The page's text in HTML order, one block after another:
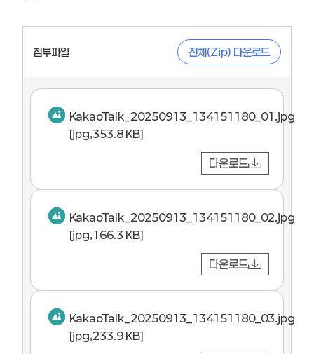
첨부파일 전체(Zip) 다운로드
KakaoTalk_20250913_134151180_01.jpg
[jpg,353.8 KB]
다운로드
KakaoTalk_20250913_134151180_02.jpg
[jpg,166.3 KB]
다운로드
KakaoTalk_20250913_134151180_03.jpg
[jpg,233.9 KB]